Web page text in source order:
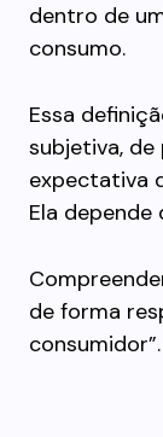
dentro de
consumo.
Essa
subjetiva,
expectativa
Ela
de forma
consumidor”.